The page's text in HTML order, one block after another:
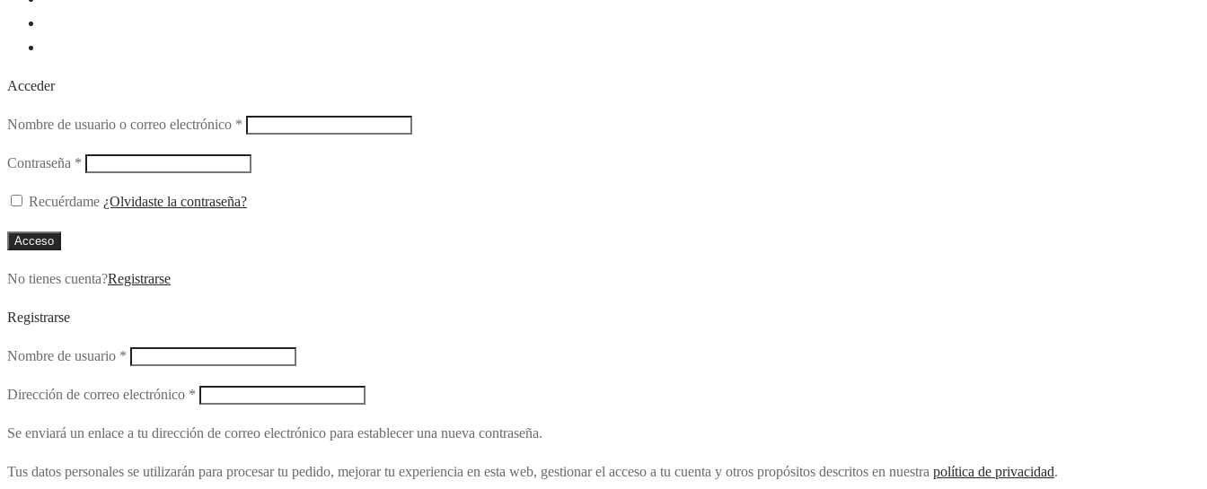
Acceder
Nombre de usuario o correo electrónico *
Contraseña *
Recuérdame ¿Olvidaste la contraseña?
Acceso
No tienes cuenta?Registrarse
Registrarse
Nombre de usuario *
Dirección de correo electrónico *
Se enviará un enlace a tu dirección de correo electrónico para establecer una nueva contraseña.
Tus datos personales se utilizarán para procesar tu pedido, mejorar tu experiencia en esta web, gestionar el acceso a tu cuenta y otros propósitos descritos en nuestra política de privacidad.